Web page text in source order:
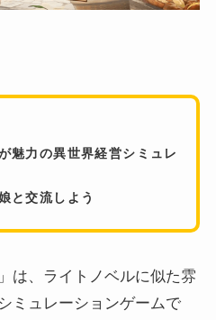
魅力の異世界経営シミュレ
と交流しよう
は、ライトノベルに似た雰
ミュレーションゲームで